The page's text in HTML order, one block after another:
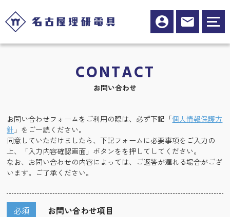
CONTACT
お問い合わせ
お問い合わせフォームをご利用の際は、必ず下記「個人情報保護方
針 」をご一読ください。
同意していただけましたら、下記フォームに必要事項をご入力の
上、「入力内容確認画面」ボタンをを押してしてください。
なお、お問い合わせの内容によっては、ご返答が遅れる場合がござ
います。ご了承ください。
お問い合わせ項目
必須